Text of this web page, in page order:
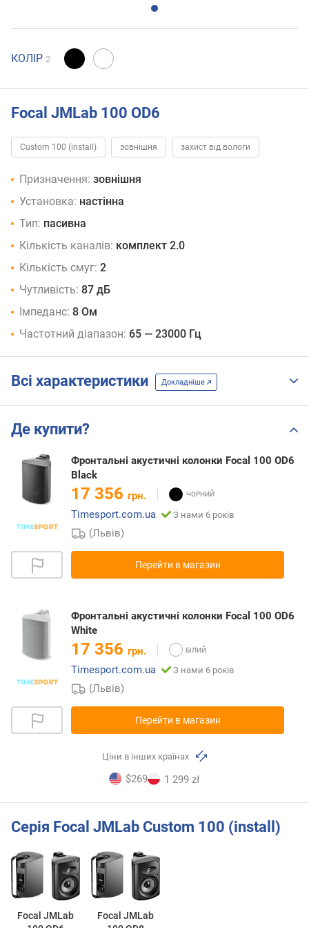
КОЛІР 2
Focal JMLab 100 OD6
Custom 100 (install) зовнішня захист від вологи
Призначення: зовнішня
Установка: настінна
Тип: пасивна
Кількість каналів: комплект 2.0
Кількість смуг: 2
Чутливість: 87 дБ
Імпеданс: 8 Ом
Частотний діапазон: 65 — 23000 Гц
Всі характеристики Докладніше
Де купити?
Фронтальні акустичні колонки Focal 100 OD6
Black
17 356 грн.
Timesport.com.ua
З нами 6 років
(Львів)
Перейти в магазин
Фронтальні акустичні колонки Focal 100 OD6
White
17 356 грн.
Timesport.com.ua
З нами 6 років
(Львів)
Перейти в магазин
Ціни в інших країнах
$269 1 299 zł
Серія Focal JMLab Custom 100 (install)
Focal JMLab
Focal JMLab